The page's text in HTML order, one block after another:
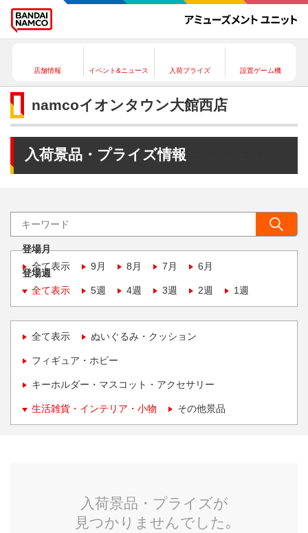
店舗情報 イベント&ニュース 入荷プライズ 設置ゲーム機
namcoイオンタウン大館西店
入荷景品・プライズ情報
登場月
全て表示
9月 8月 7月 6月
登場週
全て表示
5週 4週 3週 2週 1週
全て表示 ぬいぐるみ・クッション
フィギュア・ホビー
キーホルダー・マスコット・アクセサリー
生活雑貨・インテリア・小物 その他景品